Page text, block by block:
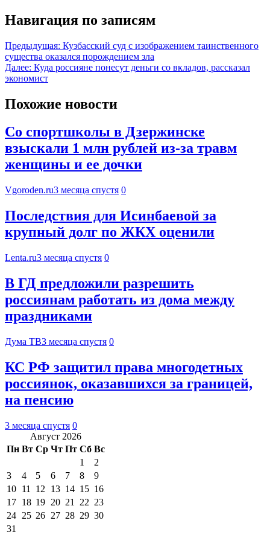
Навигация по записям
Предыдущая: Кузбасский суд с изображением таинственного
существа оказался порождением зла
Далее: Куда россияне понесут деньги со вкладов, рассказал
экономист
Похожие новости
Со спортшколы в Дзержинске
взыскали 1 млн рублей из-за травм
женщины и ее дочки
Vgoroden.ru3 месяца спустя 0
Последствия для Исинбаевой за
крупный долг по ЖКХ оценили
Lenta.ru3 месяца спустя 0
В ГД предложили разрешить
россиянам работать из дома между
праздниками
Дума ТВ3 месяца спустя 0
КС РФ защитил права многодетных
россиянок, оказавшихся за границей,
на пенсию
3 месяца спустя 0
Август 2026
Пн Вт Ср Чт Пт Сб Вс
1
2
3
4 5 6 7 8
9
10 11 12 13 14 15 16
17 18 19 20 21 22 23
24 25 26 27 28 29 30
31